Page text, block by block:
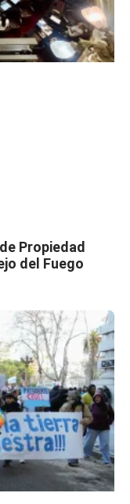
Propiedad
del Fuego